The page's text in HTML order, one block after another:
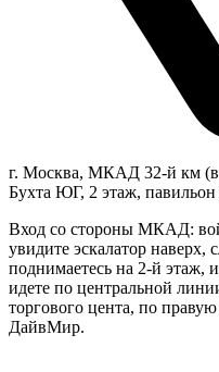
г. Москва, МКАД 32-й км
Бухта ЮГ, 2 этаж, павильон
Вход со стороны МКАД:
увидите эскалатор наверх,
поднимаетесь на 2-й этаж,
идете по центральной
торгового цента, по
ДайвМир.